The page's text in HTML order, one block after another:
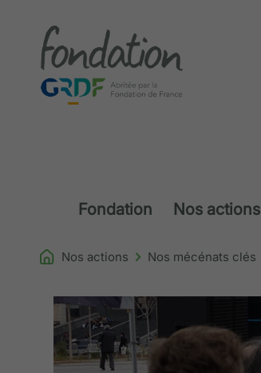
Fondation Nos actions
Nos actions Nos mécénats clés